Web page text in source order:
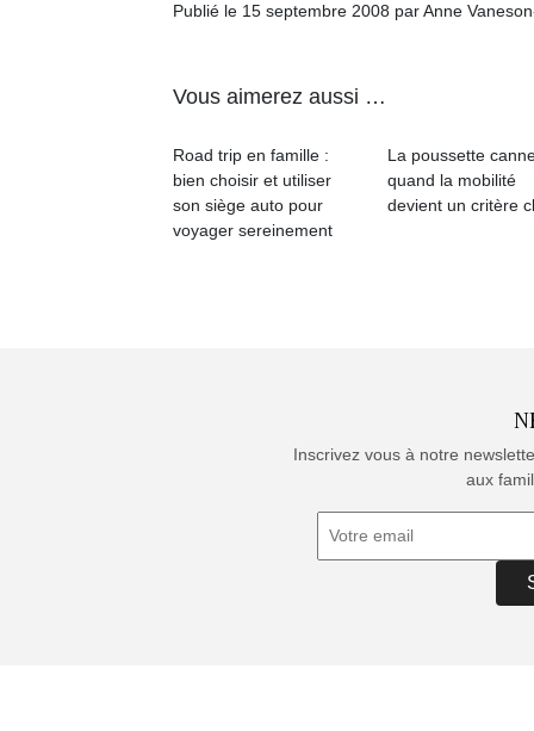
Publié le 15 septembre 2008 par Anne
Vous aimerez aussi …
Road trip en famille :
bien choisir et utiliser
son siège auto pour
voyager sereinement
La poussette
quand la mobilité
devient un critère
Inscrivez vous à notre
aux